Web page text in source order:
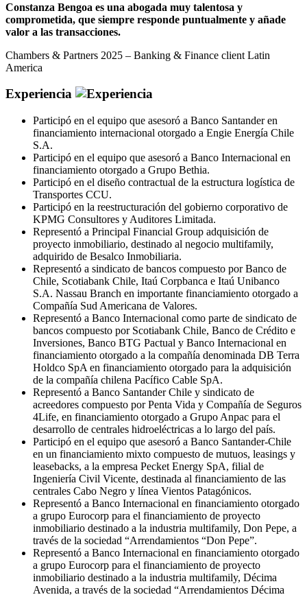
Constanza Bengoa es una abogada muy talentosa y
comprometida, que siempre responde puntualmente y añade
valor a las transacciones.
Chambers & Partners 2025 – Banking & Finance client Latin
America
Experiencia
Participó en el equipo que asesoró a Banco Santander en
financiamiento internacional otorgado a Engie Energía Chile
S.A.
Participó en el equipo que asesoró a Banco Internacional en
financiamiento otorgado a Grupo Bethia.
Participó en el diseño contractual de la estructura logística de
Transportes CCU.
Participó en la reestructuración del gobierno corporativo de
KPMG Consultores y Auditores Limitada.
Representó a Principal Financial Group adquisición de
proyecto inmobiliario, destinado al negocio multifamily,
adquirido de Besalco Inmobiliaria.
Representó a sindicato de bancos compuesto por Banco de
Chile, Scotiabank Chile, Itaú Corpbanca e Itaú Unibanco
S.A. Nassau Branch en importante financiamiento otorgado a
Compañía Sud Americana de Valores.
Representó a Banco Internacional como parte de sindicato de
bancos compuesto por Scotiabank Chile, Banco de Crédito e
Inversiones, Banco BTG Pactual y Banco Internacional en
financiamiento otorgado a la compañía denominada DB Terra
Holdco SpA en financiamiento otorgado para la adquisición
de la compañía chilena Pacífico Cable SpA.
Representó a Banco Santander Chile y sindicato de
acreedores compuesto por Penta Vida y Compañía de Seguros
4Life, en financiamiento otorgado a Grupo Anpac para el
desarrollo de centrales hidroeléctricas a lo largo del país.
Participó en el equipo que asesoró a Banco Santander-Chile
en un financiamiento mixto compuesto de mutuos, leasings y
leasebacks, a la empresa Pecket Energy SpA, filial de
Ingeniería Civil Vicente, destinada al financiamiento de las
centrales Cabo Negro y línea Vientos Patagónicos.
Representó a Banco Internacional en financiamiento otorgado
a grupo Eurocorp para el financiamiento de proyecto
inmobiliario destinado a la industria multifamily, Don Pepe, a
través de la sociedad “Arrendamientos “Don Pepe”.
Representó a Banco Internacional en financiamiento otorgado
a grupo Eurocorp para el financiamiento de proyecto
inmobiliario destinado a la industria multifamily, Décima
Avenida, a través de la sociedad “Arrendamientos Décima